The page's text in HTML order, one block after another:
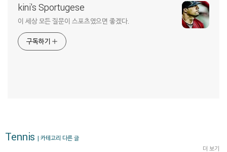
kini's Sportugese
이 세상 모든 질문이 스포츠였으면 좋겠다.
구독하기
Tennis | 카테고리 다른 글
더 보기